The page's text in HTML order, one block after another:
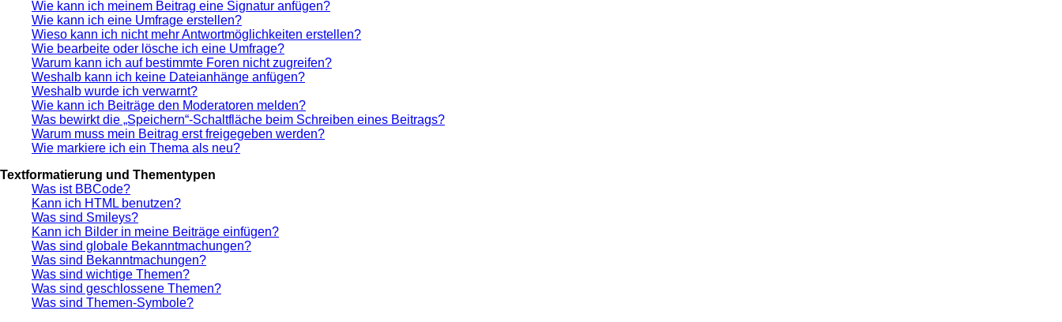
Wie kann ich meinem Beitrag eine Signatur anfügen?
Wie kann ich eine Umfrage erstellen?
Wieso kann ich nicht mehr Antwortmöglichkeiten erstellen?
Wie bearbeite oder lösche ich eine Umfrage?
Warum kann ich auf bestimmte Foren nicht zugreifen?
Weshalb kann ich keine Dateianhänge anfügen?
Weshalb wurde ich verwarnt?
Wie kann ich Beiträge den Moderatoren melden?
Was bewirkt die „Speichern“-Schaltfläche beim Schreiben eines Beitrags?
Warum muss mein Beitrag erst freigegeben werden?
Wie markiere ich ein Thema als neu?
Textformatierung und Thementypen
Was ist BBCode?
Kann ich HTML benutzen?
Was sind Smileys?
Kann ich Bilder in meine Beiträge einfügen?
Was sind globale Bekanntmachungen?
Was sind Bekanntmachungen?
Was sind wichtige Themen?
Was sind geschlossene Themen?
Was sind Themen-Symbole?